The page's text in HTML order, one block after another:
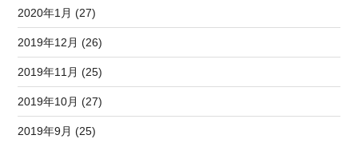
2020年1月 (27)
2019年12月 (26)
2019年11月 (25)
2019年10月 (27)
2019年9月 (25)